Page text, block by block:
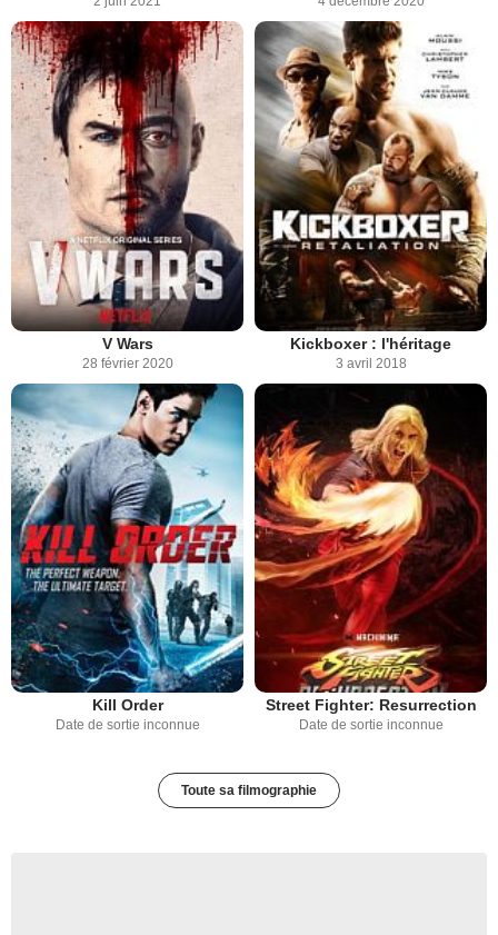
V Wars
28 février 2020
Kickboxer : l'héritage
3 avril 2018
Kill Order
Date de sortie inconnue
Street Fighter: Resurrection
Date de sortie inconnue
Toute sa filmographie